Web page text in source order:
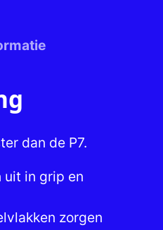
dan de P7.
uit in grip en
zorgen